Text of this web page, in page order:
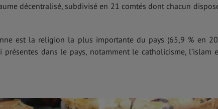
décentralisé, subdivisé en 21 comtés dont chacun
est la religion la plus importante du pays (65,9 % en
présentes dans le pays, notamment le catholicisme, l’islam